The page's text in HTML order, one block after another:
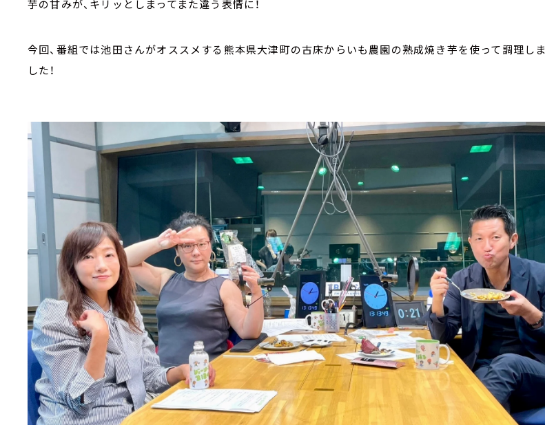
芋の甘みが、キリッとしまってまた違う表情に！
今回、番組では池田さんがオススメする熊本県大津町の古床からいも農園の熟成焼き芋を使って調理しま
した！